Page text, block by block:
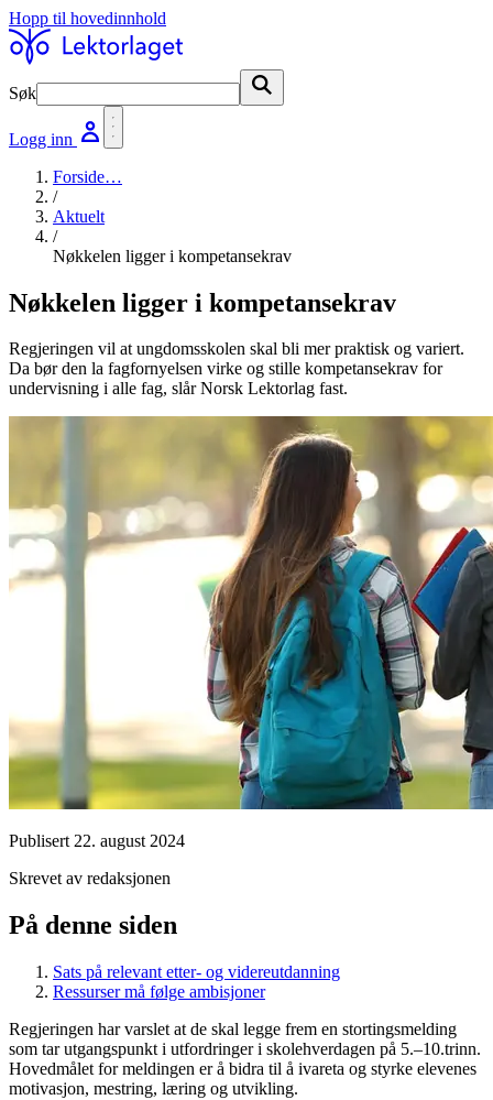
Hopp til hovedinnhold
Søk
Logg inn
Forside…
/
Aktuelt
/
Nøkkelen ligger i kompetansekrav
Nøkkelen ligger i kompetansekrav
Regjeringen vil at ungdomsskolen skal bli mer praktisk og variert.
Da bør den la fagfornyelsen virke og stille kompetansekrav for
undervisning i alle fag, slår Norsk Lektorlag fast.
Publisert 22. august 2024
Skrevet av redaksjonen
På denne siden
Sats på relevant etter- og videreutdanning
Ressurser må følge ambisjoner
Regjeringen har varslet at de skal legge frem en stortingsmelding
som tar utgangspunkt i utfordringer i skolehverdagen på 5.–10.trinn.
Hovedmålet for meldingen er å bidra til å ivareta og styrke elevenes
motivasjon, mestring, læring og utvikling.